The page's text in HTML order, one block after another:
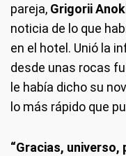
pareja, Grigorii
noticia de lo que
en el hotel. Unió la
desde unas rocas
le había dicho su
lo más rápido que
“Gracias, universo,